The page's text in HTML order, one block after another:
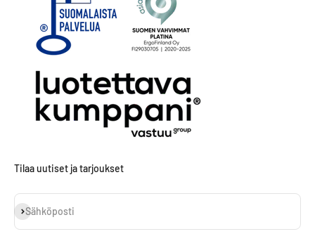
Tilaa uutiset ja tarjoukset
Sähköposti
Tilaa